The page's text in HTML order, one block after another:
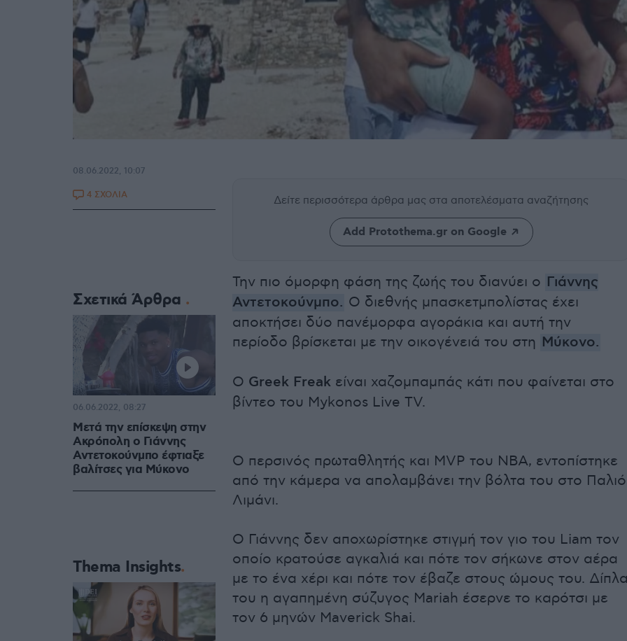
Δείτε περισσότερα άρθρα μας στα αποτελέσματα αναζήτησης
Add Protothema.gr on Google
Την πιο όμορφη φάση της ζωής του διανύει ο Γιάννης
Αντετοκούνμπο. Ο διεθνής μπασκετμπολίστας έχει
αποκτήσει δύο πανέμορφα αγοράκια και αυτή την
περίοδο βρίσκεται με την οικογένειά του στη Μύκονο.
Ο Greek Freak είναι χαζομπαμπάς κάτι που φαίνεται στο
βίντεο του Mykonos Live TV.
Ο περσινός πρωταθλητής και MVP του ΝΒΑ, εντοπίστηκε
από την κάμερα να απολαμβάνει την βόλτα του στο Παλιό
Λιμάνι.
Ο Γιάννης δεν αποχωρίστηκε στιγμή τον γιο του Liam τον
οποίο κρατούσε αγκαλιά και πότε τον σήκωνε στον αέρα
με το ένα χέρι και πότε τον έβαζε στους ώμους του.
του η αγαπημένη σύζυγος Mariah έσερνε το καρότσι με
τον 6 μηνών Maverick Shai.
08.06.2022, 10:07
4 ΣΧΟΛΙΑ
Σχετικά Άρθρα
Μετά την επίσκεψη στην
Ακρόπολη ο Γιάννης
Αντετοκούνμπο έφτιαξε
βαλίτσες για Μύκονο
06.06.2022, 08:27
Thema Insights